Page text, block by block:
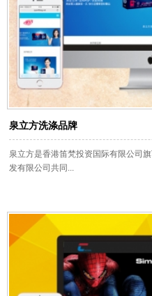
泉立方洗涤品牌
泉立方是香港笛梵投资国际有限公司
发有限公司共同...